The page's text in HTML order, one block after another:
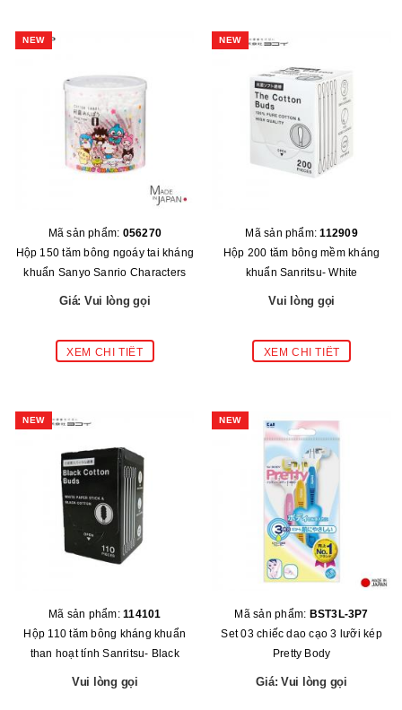
NEW
Mã sản phẩm: 056270
Hộp 150 tăm bông ngoáy tai kháng
khuẩn Sanyo Sanrio Characters
Giá: Vui lòng gọi
NEW
Mã sản phẩm:112909
Hộp 200 tăm bông mềm kháng
khuẩn Sanritsu- White
Vui lòng gọi
NEW
Mã sản phẩm:114101
Hộp 110 tăm bông kháng khuẩn
than hoạt tính Sanritsu- Black
Vui lòng gọi
NEW
Mã sản phẩm: BST3L-3P7
Set 03 chiếc dao cạo 3 lưỡi kép
Pretty Body
Giá: Vui lòng gọi